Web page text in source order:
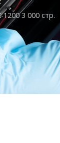
3 000 стр.